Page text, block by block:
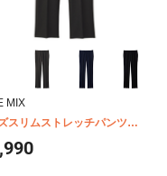
MIX
スリムストレッチパンツ